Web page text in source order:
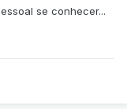
se conhecer...